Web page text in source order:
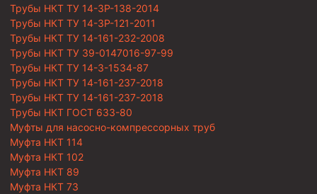
Трубы НКТ ТУ 14-3Р-138-2014
Трубы НКТ ТУ 14-3Р-121-2011
Трубы НКТ ТУ 14-161-232-2008
Трубы НКТ ТУ 39-0147016-97-99
Трубы НКТ ТУ 14-3-1534-87
Трубы НКТ ТУ 14-161-237-2018
Трубы НКТ ТУ 14-161-237-2018
Трубы НКТ ГОСТ 633-80
Муфты для насосно-компрессорных труб
Муфта НКТ 114
Муфта НКТ 102
Муфта НКТ 89
Муфта НКТ 73